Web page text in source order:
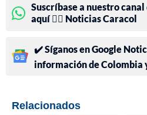
Suscríbase a nuestro
aquí 👉🏻 Noticias Caracol
✔️ Síganos en Google
información de Colombia
Relacionados